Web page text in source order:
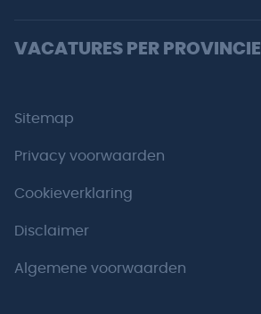
VACATURES PER PROVINCIE
Sitemap
Privacy voorwaarden
Cookieverklaring
Disclaimer
Algemene voorwaarden